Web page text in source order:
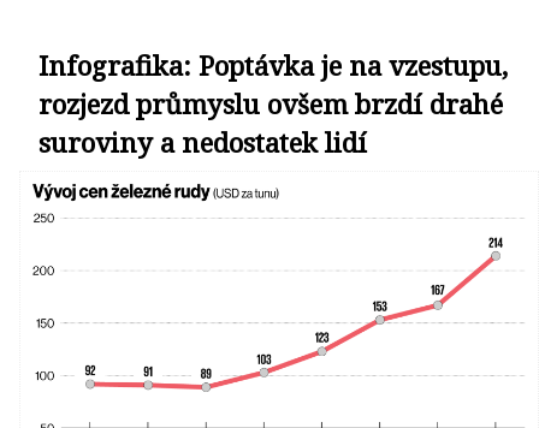
Infografika: Poptávka je na vzestupu,
rozjezd průmyslu ovšem brzdí drahé
suroviny a nedostatek lidí